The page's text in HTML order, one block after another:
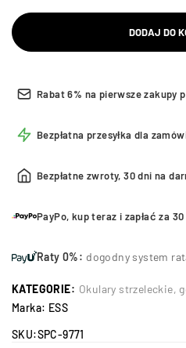
DODAJ DO
Rabat 6% na pierwsze zakupy
Bezpłatna przesyłka dla
Bezpłatne zwroty, 30 dni na
PayPo, kup teraz i zapłać za
Raty 0%: dogodny system
KATEGORIE: Okulary strzeleckie,
Marka: ESS
SKU:SPC-9771